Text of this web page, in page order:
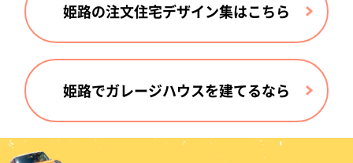
姫路の注文住宅デザイン集はこちら
姫路でガレージハウスを建てるなら